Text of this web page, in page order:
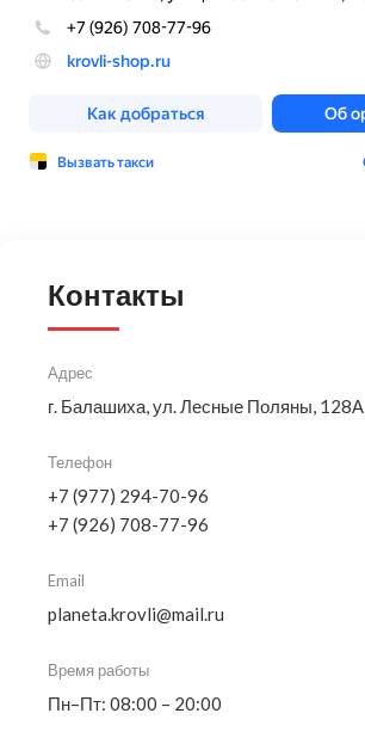
Контакты
Адрес
г. Балашиха, ул. Лесные Поляны, 128А
Телефон
+7 (977) 294-70-96
+7 (926) 708-77-96
Email
planeta.krovli@mail.ru
Время работы
Пн–Пт: 08:00 – 20:00